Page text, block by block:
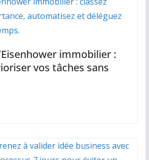
immobilier :
vos tâches sans